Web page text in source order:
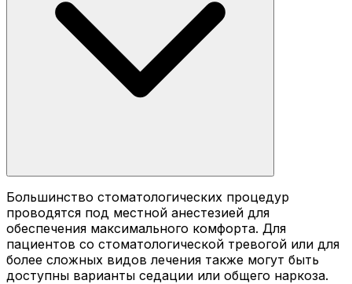
Большинство стоматологических процедур
проводятся под местной анестезией для
обеспечения максимального комфорта. Для
пациентов со стоматологической тревогой или для
более сложных видов лечения также могут быть
доступны варианты седации или общего наркоза.